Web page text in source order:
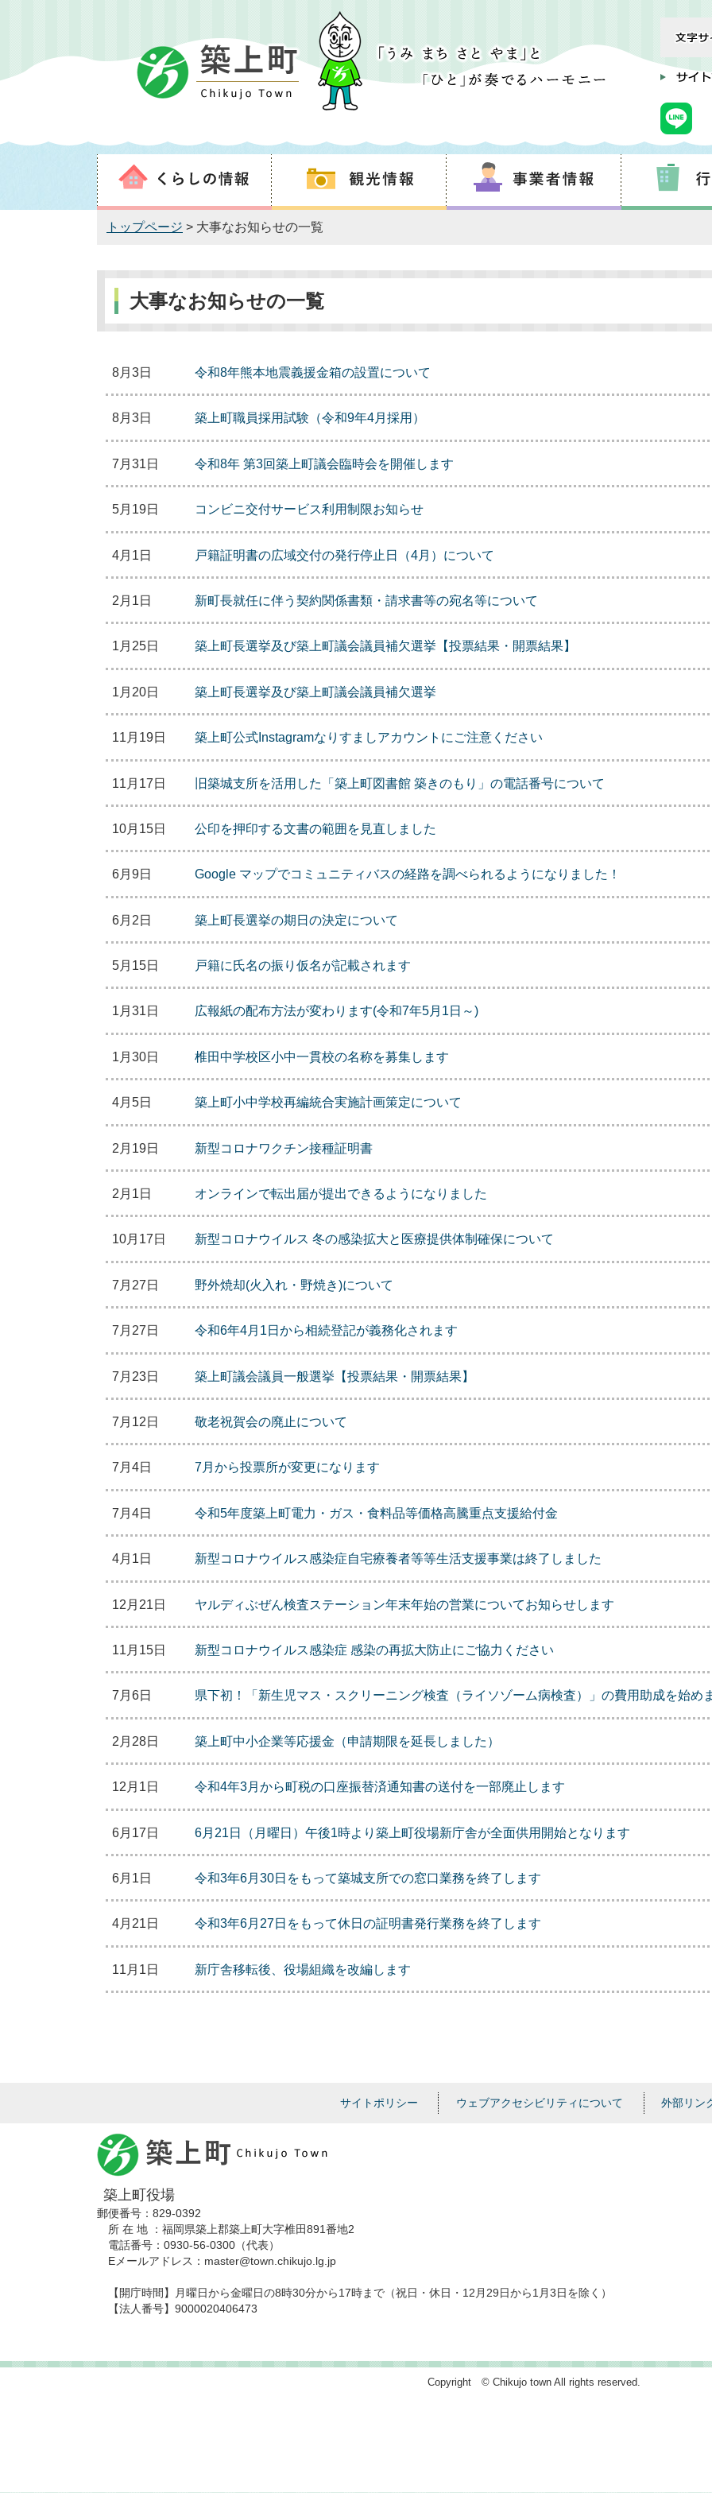
トップページ > 大事なお知らせの一覧
大事なお知らせの一覧
8月3日 令和8年熊本地震義援金箱の設置について
8月3日 築上町職員採用試験（令和9年4月採用）
7月31日 令和8年 第3回築上町議会臨時会を開催します
5月19日 コンビニ交付サービス利用制限お知らせ
4月1日 戸籍証明書の広域交付の発行停止日（4月）について
2月1日 新町長就任に伴う契約関係書類・請求書等の宛名等について
1月25日 築上町長選挙及び築上町議会議員補欠選挙【投票結果・開票結果】
1月20日 築上町長選挙及び築上町議会議員補欠選挙
11月19日 築上町公式Instagramなりすましアカウントにご注意ください
11月17日 旧築城支所を活用した「築上町図書館 築きのもり」の電話番号について
10月15日 公印を押印する文書の範囲を見直しました
6月9日 Google マップでコミュニティバスの経路を調べられるようになりました！
6月2日 築上町長選挙の期日の決定について
5月15日 戸籍に氏名の振り仮名が記載されます
1月31日 広報紙の配布方法が変わります(令和7年5月1日～)
1月30日 椎田中学校区小中一貫校の名称を募集します
4月5日 築上町小中学校再編統合実施計画策定について
2月19日 新型コロナワクチン接種証明書
2月1日 オンラインで転出届が提出できるようになりました
10月17日 新型コロナウイルス 冬の感染拡大と医療提供体制確保について
7月27日 野外焼却(火入れ・野焼き)について
7月27日 令和6年4月1日から相続登記が義務化されます
7月23日 築上町議会議員一般選挙【投票結果・開票結果】
7月12日 敬老祝賀会の廃止について
7月4日 7月から投票所が変更になります
7月4日 令和5年度築上町電力・ガス・食料品等価格高騰重点支援給付金
4月1日 新型コロナウイルス感染症自宅療養者等等生活支援事業は終了しました
12月21日 ヤルディぶぜん検査ステーション年末年始の営業についてお知らせします
11月15日 新型コロナウイルス感染症 感染の再拡大防止にご協力ください
7月6日 県下初！「新生児マス・スクリーニング検査（ライソゾーム病検査）」の費用助成を始め
2月28日 築上町中小企業等応援金（申請期限を延長しました）
12月1日 令和4年3月から町税の口座振替済通知書の送付を一部廃止します
6月17日 6月21日（月曜日）午後1時より築上町役場新庁舎が全面供用開始となります
6月1日 令和3年6月30日をもって築城支所での窓口業務を終了します
4月21日 令和3年6月27日をもって休日の証明書発行業務を終了します
11月1日 新庁舎移転後、役場組織を改編します
サイトポリシー ウェブアクセシビリティについて 外部リン
築上町役場
郵便番号：829-0392
所 在 地 ：福岡県築上郡築上町大字椎田891番地2
電話番号：0930-56-0300（代表）
Eメールアドレス：master@town.chikujo.lg.jp
【開庁時間】月曜日から金曜日の8時30分から17時まで（祝日・休日・12月29日から1月3日を除く）
【法人番号】9000020406473
Copyright © Chikujo town All rights reserved.